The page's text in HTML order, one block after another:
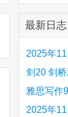
最新日志
2025年
剑20 剑
雅思写作
2025年